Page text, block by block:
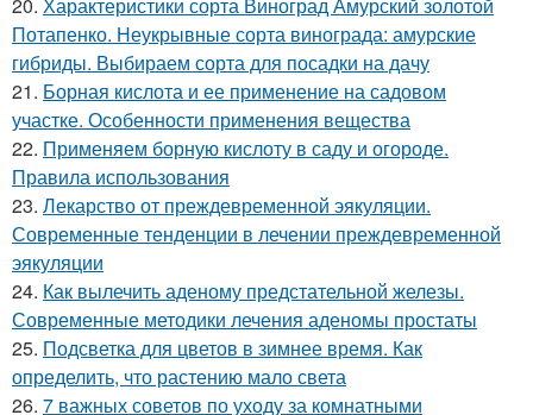
Потапенко. Неукрывные сорта винограда: амурские
гибриды. Выбираем сорта для посадки на дачу
21. Борная кислота и ее применение на садовом
участке. Особенности применения вещества
22. Применяем борную кислоту в саду и огороде.
Правила использования
23. Лекарство от преждевременной эякуляции.
Современные тенденции в лечении преждевременной
эякуляции
24. Как вылечить аденому предстательной железы.
Современные методики лечения аденомы простаты
25. Подсветка для цветов в зимнее время. Как
определить, что растению мало света
26. 7 важных советов по уходу за комнатными